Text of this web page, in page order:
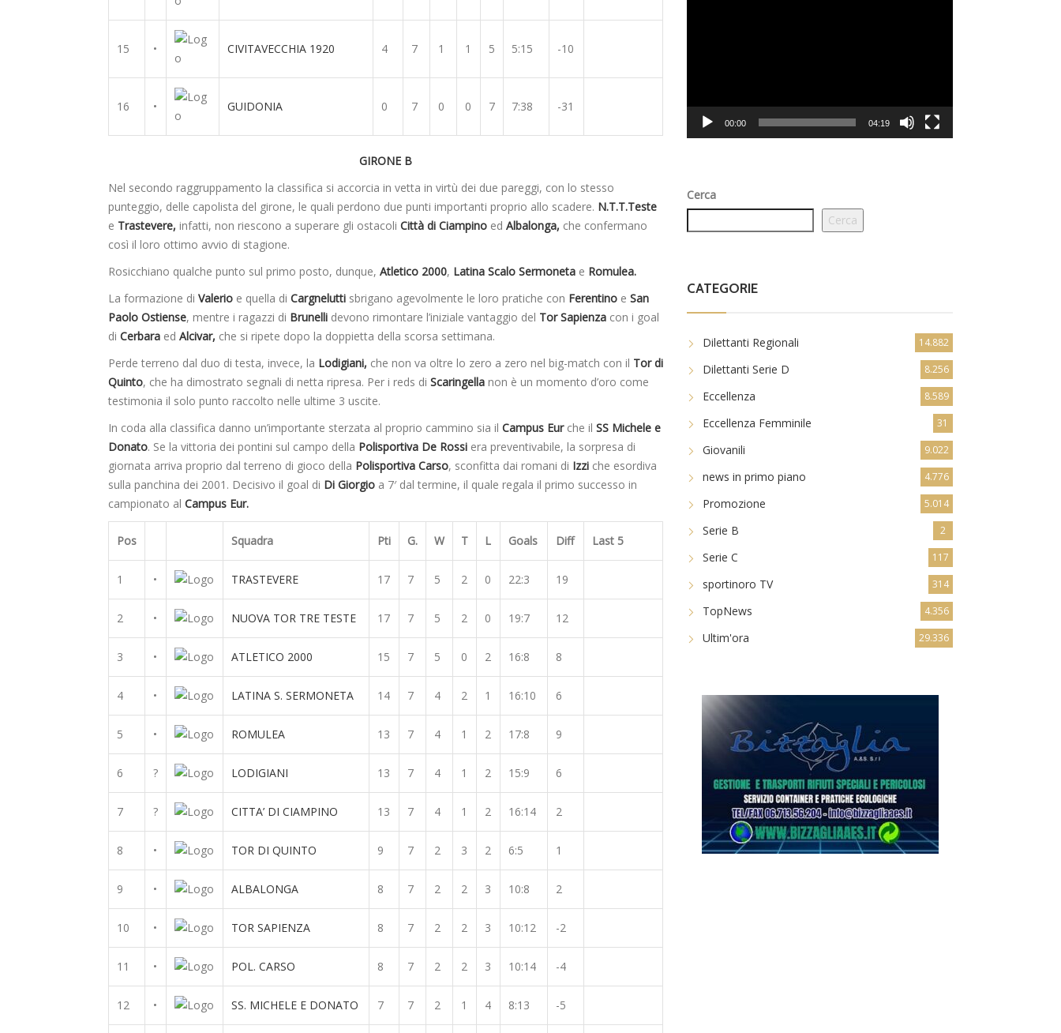
15 • CIVITAVECCHIA 1920 4 7 1 1 5 5:15 -10
16 • GUIDONIA 0 7 0 0 7 7:38 -31
GIRONE B
Nel secondo raggruppamento la classifica si accorcia in vetta in virtù dei due pareggi, con lo stesso
punteggio, delle capolista del girone, le quali perdono due punti importanti proprio allo scadere. N.T.T.Teste
e Trastevere, infatti, non riescono a superare gli ostacoli Città di Ciampino ed Albalonga, che confermano
così il loro ottimo avvio di stagione.
Rosicchiano qualche punto sul primo posto, dunque, Atletico 2000, Latina Scalo Sermoneta e Romulea.
La formazione di Valerio e quella di Cargnelutti sbrigano agevolmente le loro pratiche con Ferentino e San
Paolo Ostiense, mentre i ragazzi di Brunelli devono rimontare l’iniziale vantaggio del Tor Sapienza con i goal
di Cerbara ed Alcivar, che si ripete dopo la doppietta della scorsa settimana.
Perde terreno dal duo di testa, invece, la Lodigiani, che non va oltre lo zero a zero nel big-match con il Tor di
Quinto, che ha dimostrato segnali di netta ripresa. Per i reds di Scaringella non è un momento d’oro come
testimonia il solo punto raccolto nelle ultime 3 uscite.
In coda alla classifica danno un’importante sterzata al proprio cammino sia il Campus Eurche il SS Michele e
Donato. Se la vittoria dei pontini sul campo della Polisportiva De Rossi era preventivabile, la sorpresa di
giornata arriva proprio dal terreno di gioco della Polisportiva Carso, sconfitta dai romani di Izzi che esordiva
sulla panchina dei 2001. Decisivo il goal di Di Giorgio a 7′ dal termine, il quale regala il primo successo in
campionato al Campus Eur.
Pos Squadra Pti G. W T L Goals Diff Last 5
1 • TRASTEVERE 17 7 5 2 0 22:3 19
2 • NUOVA TOR TRE TESTE 17 7 5 2 0 19:7 12
3 • ATLETICO 2000 15 7 5 0 2 16:8 8
4 • LATINA S. SERMONETA 14 7 4 2 1 16:10 6
5 • ROMULEA 13 7 4 1 2 17:8 9
6 ? LODIGIANI 13 7 4 1 2 15:9 6
7 ? CITTA’ DI CIAMPINO 13 7 4 1 2 16:14 2
8 • TOR DI QUINTO 9 7 2 3 2 6:5 1
9 • ALBALONGA 8 7 2 2 3 10:8 2
10 • TOR SAPIENZA 8 7 2 2 3 10:12 -2
11 • POL. CARSO 8 7 2 2 3 10:14 -4
12 • SS. MICHELE E DONATO 7 7 2 1 4 8:13 -5
00:00 04:19
Cerca
Cerca
CATEGORIE
Dilettanti Regionali 14.882
Dilettanti Serie D 8.256
Eccellenza 8.589
Eccellenza Femminile 31
Giovanili 9.022
news in primo piano 4.776
Promozione 5.014
Serie B 2
Serie C 117
sportinoro TV 314
TopNews 4.356
Ultim'ora 29.336